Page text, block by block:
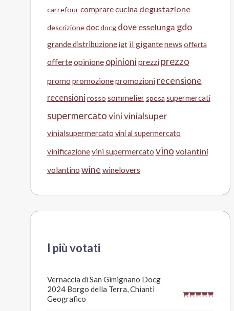
carrefour comprarecucina degustazione
descrizionedocdocg dove esselunga gdo
grande distribuzioneigt il gigantenews offerta
offerteopinione opinioniprezzi prezzo
promo promozionepromozioni recensione
recensioni rosso sommelier spesa supermercati
supermercatovinivinialsuper
vinialsupermercato vini al supermercato
vinificazionevini supermercato vino volantini
volantino wine winelovers
I più votati
Vernaccia di San Gimignano Docg
2024 Borgo della Terra, Chianti
Geografico